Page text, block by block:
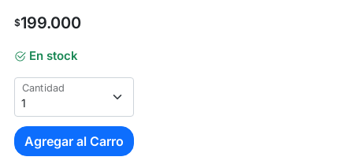
$199.000
En stock
Cantidad
Agregar al Carro